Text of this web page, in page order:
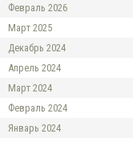
Февраль 2026
Март 2025
Декабрь 2024
Апрель 2024
Март 2024
Февраль 2024
Январь 2024